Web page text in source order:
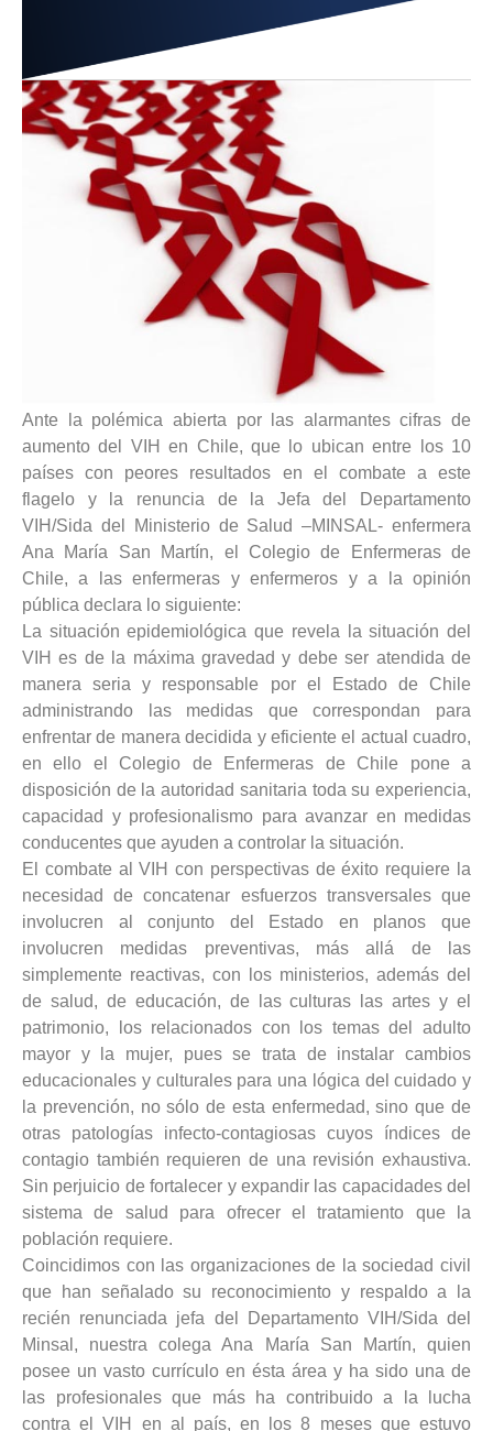
Ante la polémica abierta por las alarmantes cifras de
aumento del VIH en Chile, que lo ubican entre los 10
países con peores resultados en el combate a este
flagelo y la renuncia de la Jefa del Departamento
VIH/Sida del Ministerio de Salud –MINSAL- enfermera
Ana María San Martín, el Colegio de Enfermeras de
Chile, a las enfermeras y enfermeros y a la opinión
pública declara lo siguiente:
La situación epidemiológica que revela la situación del
VIH es de la máxima gravedad y debe ser atendida de
manera seria y responsable por el Estado de Chile
administrando las medidas que correspondan para
enfrentar de manera decidida y eficiente el actual cuadro,
en ello el Colegio de Enfermeras de Chile pone a
disposición de la autoridad sanitaria toda su experiencia,
capacidad y profesionalismo para avanzar en medidas
conducentes que ayuden a controlar la situación.
El combate al VIH con perspectivas de éxito requiere la
necesidad de concatenar esfuerzos transversales que
involucren al conjunto del Estado en planos que
involucren medidas preventivas, más allá de las
simplemente reactivas, con los ministerios, además del
de salud, de educación, de las culturas las artes y el
patrimonio, los relacionados con los temas del adulto
mayor y la mujer, pues se trata de instalar cambios
educacionales y culturales para una lógica del cuidado y
la prevención, no sólo de esta enfermedad, sino que de
otras patologías infecto-contagiosas cuyos índices de
contagio también requieren de una revisión exhaustiva.
Sin perjuicio de fortalecer y expandir las capacidades del
sistema de salud para ofrecer el tratamiento que la
población requiere.
Coincidimos con las organizaciones de la sociedad civil
que han señalado su reconocimiento y respaldo a la
recién renunciada jefa del Departamento VIH/Sida del
Minsal, nuestra colega Ana María San Martín, quien
posee un vasto currículo en ésta área y ha sido una de
las profesionales que más ha contribuido a la lucha
contra el VIH en al país, en los 8 meses que estuvo